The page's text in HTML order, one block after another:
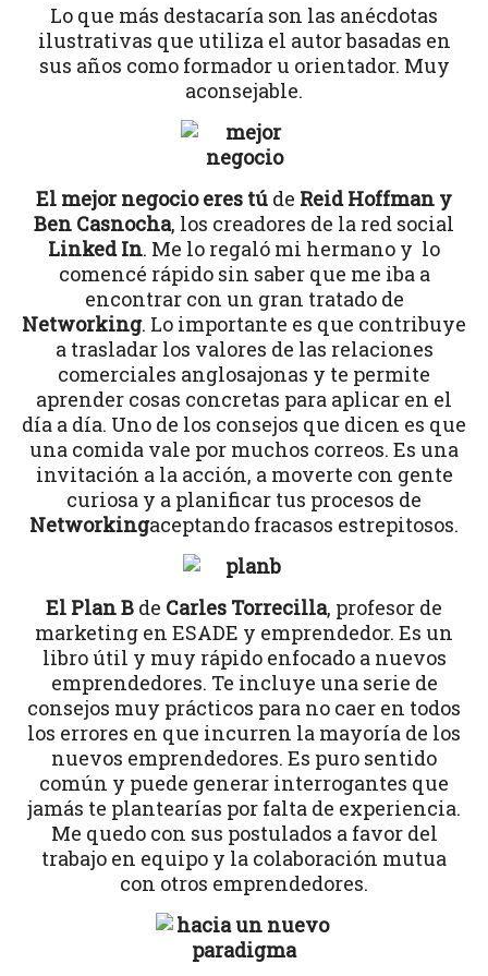
Lo que más destacaría son las anécdotas
ilustrativas que utiliza el autor basadas en
sus años como formador u orientador. Muy
aconsejable.
El mejor negocio eres tú de Reid Hoffman y
Ben Casnocha, los creadores de la red social
Linked In. Me lo regaló mi hermano y lo
comencé rápido sin saber que me iba a
encontrar con un gran tratado de
Networking. Lo importante es que contribuye
a trasladar los valores de las relaciones
comerciales anglosajonas y te permite
aprender cosas concretas para aplicar en el
día a día. Uno de los consejos que dicen es que
una comida vale por muchos correos. Es una
invitación a la acción, a moverte con gente
curiosa y a planificar tus procesos de
Networkingaceptando fracasos estrepitosos.
El Plan B de Carles Torrecilla, profesor de
marketing en ESADE y emprendedor. Es un
libro útil y muy rápido enfocado a nuevos
emprendedores. Te incluye una serie de
consejos muy prácticos para no caer en todos
los errores en que incurren la mayoría de los
nuevos emprendedores. Es puro sentido
común y puede generar interrogantes que
jamás te plantearías por falta de experiencia.
Me quedo con sus postulados a favor del
trabajo en equipo y la colaboración mutua
con otros emprendedores.